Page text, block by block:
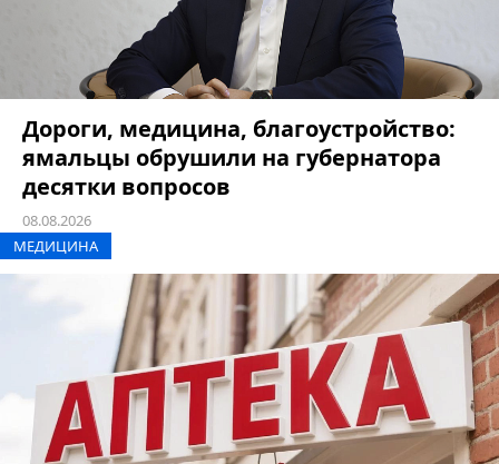
Дороги, медицина, благоустройство:
ямальцы обрушили на губернатора
десятки вопросов
08.08.2026
МЕДИЦИНА